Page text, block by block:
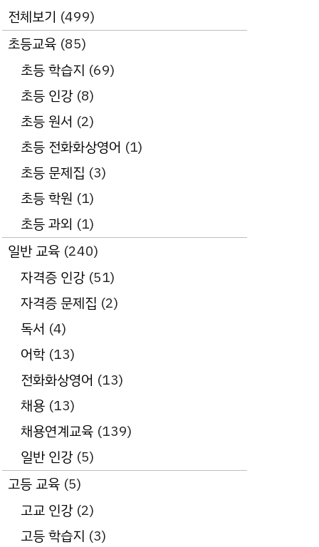
전체보기 (499)
초등교육 (85)
초등 학습지 (69)
초등 인강(8)
초등 원서 (2)
초등 전화화상영어 (1)
초등 문제집 (3)
초등 학원 (1)
초등 과외 (1)
일반 교육 (240)
자격증 인강(51)
자격증 문제집 (2)
독서 (4)
어학 (13)
전화화상영어 (13)
채용 (13)
채용연계교육 (139)
일반 인강(5)
고등 교육 (5)
고교 인강(2)
고등 학습지 (3)